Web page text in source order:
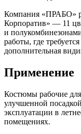
Компания «ПРАБО»
Корпоратив» — 11
и
работы, где
дополнительная
Применение
Костюмы рабочие
улучшенной
эксплуатации в
помещениях.